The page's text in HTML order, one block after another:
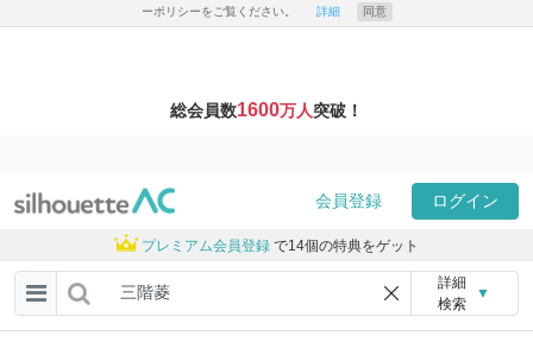
ーポリシーをご覧ください。 詳細 同意
総会員数1600万人突破！
会員登録 ログイン
プレミアム会員登録 で14個の特典をゲット
詳細
検索
▼